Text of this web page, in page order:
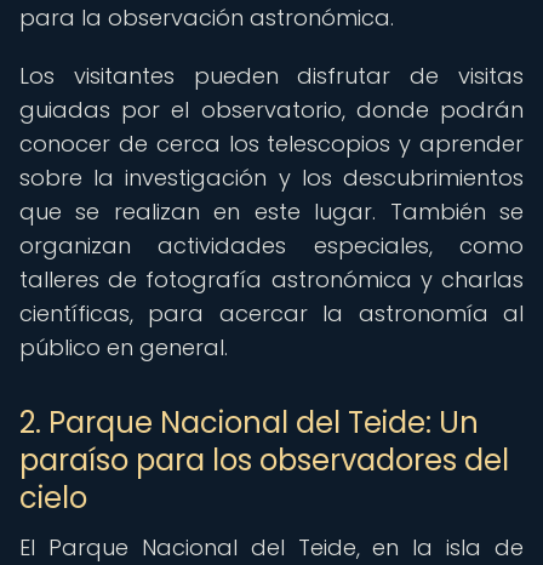
para la observación astronómica.
Los visitantes pueden disfrutar de visitas
guiadas por el observatorio, donde podrán
conocer de cerca los telescopios y aprender
sobre la investigación y los descubrimientos
que se realizan en este lugar. También se
organizan actividades especiales, como
talleres de fotografía astronómica y charlas
científicas, para acercar la astronomía al
público en general.
2. Parque Nacional del Teide: Un
paraíso para los observadores del
cielo
El Parque Nacional del Teide, en la isla de